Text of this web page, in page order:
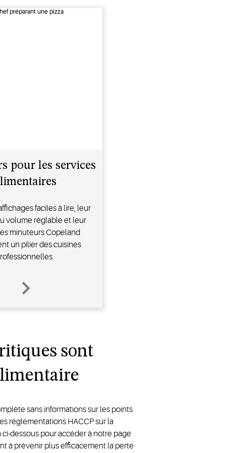
pour les services
faciles à lire, leur
volume réglable et leur
minuteurs Copeland
un pilier des cuisines
sont
sans informations sur les points
réglementations HACCP sur la
dessous pour accéder à notre page
à prévenir plus efficacement la perte